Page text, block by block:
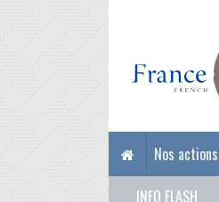
Nos actions
INFO FLASH